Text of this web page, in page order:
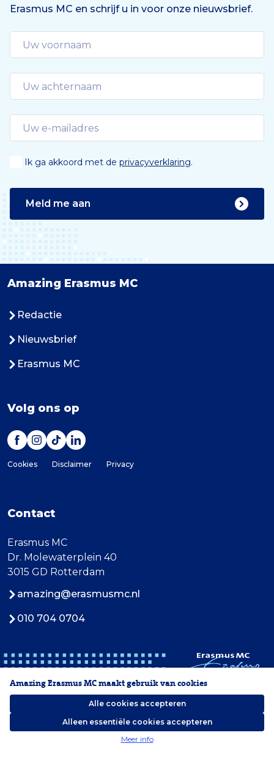
Erasmus MC en schrijf u in voor onze nieuwsbrief.
Ik ga akkoord met de privacyverklaring.
Meld me aan
Amazing Erasmus MC
Redactie
Nieuwsbrief
Erasmus MC
Volg ons op
Cookies Disclaimer Privacy
Contact
Erasmus MC
Dr. Molewaterplein 40
3015 GD Rotterdam
amazing@erasmusmc.nl
010 704 0704
2026 Erasmus MC
Amazing Erasmus MC maakt gebruik van cookies
Alle cookies accepteren
Alleen essentiële cookies accepteren
Meer info